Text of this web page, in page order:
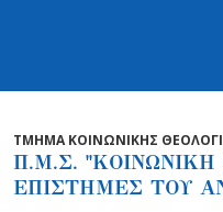
ΤΜΗΜΑ ΚΟΙΝΩΝΙΚΗΣ
Π.Μ.Σ. "ΚΟΙΝΩΝΙΚΗ
ΕΠΙΣΤΗΜΕΣ ΤΟΥ